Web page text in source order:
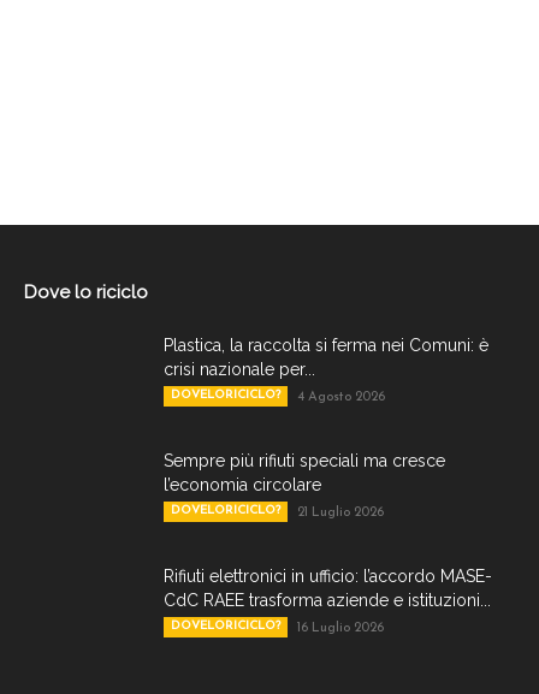
Dove lo riciclo
Plastica, la raccolta si ferma nei Comuni: è
crisi nazionale per...
DOVELORICICLO? 4 Agosto 2026
Sempre più rifiuti speciali ma cresce
l’economia circolare
DOVELORICICLO? 21 Luglio 2026
Rifiuti elettronici in ufficio: l’accordo MASE-
CdC RAEE trasforma aziende e istituzioni...
DOVELORICICLO? 16 Luglio 2026